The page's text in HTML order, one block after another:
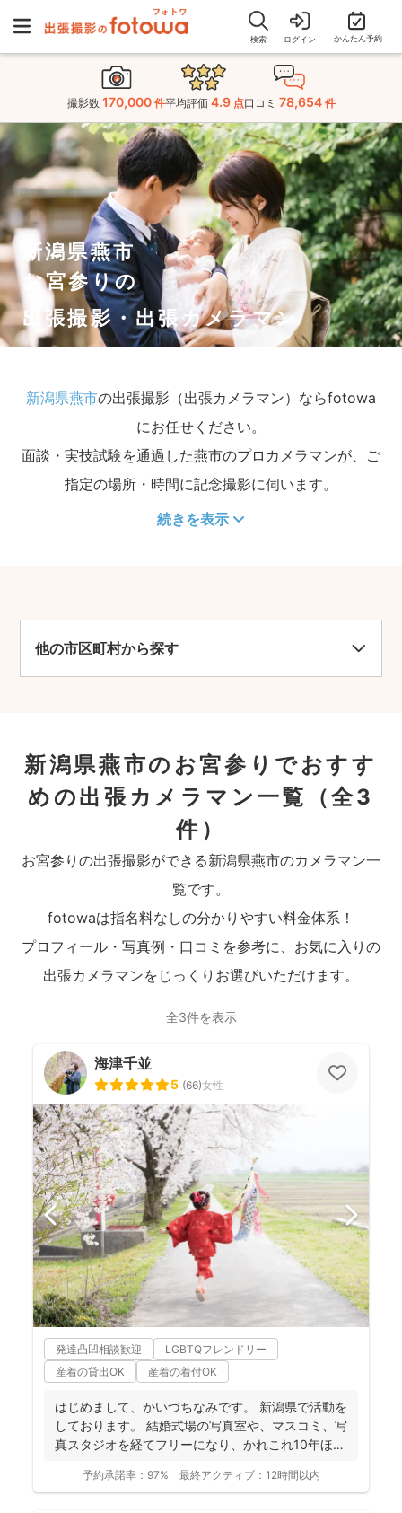
検索 ログイン かんたん予約
撮影数 170,000 件平均評価 4.9 点口コミ 78,654 件
新潟県燕市
お宮参りの
出張撮影・出張カメラマン
新潟県燕市の出張撮影（出張カメラマン）ならfotowa
にお任せください。
面談・実技試験を通過した燕市のプロカメラマンが、ご
指定の場所・時間に記念撮影に伺います。
続きを表示
他の市区町村から探す
新潟県燕市のお宮参りでおすす
めの出張カメラマン一覧
（全3
件）
お宮参りの出張撮影ができる新潟県燕市のカメラマン一
覧です。
fotowaは指名料なしの分かりやすい料金体系！
プロフィール・写真例・口コミを参考に、お気に入りの
出張カメラマンをじっくりお選びいただけます。
全3件を表示
海津千並
5 (66)女性
発達凸凹相談歓迎
LGBTQフレンドリー
産着の貸出OK
産着の着付OK
はじめまして、かいづちなみです。 新潟県で活動を
しております。 結婚式場の写真室や、マスコミ、写
真スタジオを経てフリーになり、かれこれ10年ほど
予約承諾率： 97% 最終アクティブ： 12時間以内